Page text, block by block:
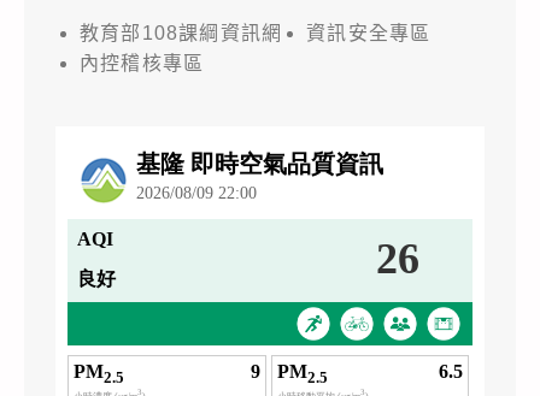
教育部108課綱資訊網
資訊安全專區
內控稽核專區